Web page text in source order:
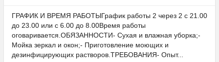
ГРАФИК И ВРЕМЯ РАБОТЫГрафик работы 2 через 2 с 21.00
до 23.00 или с 6.00 до 8.00Время работы
оговаривается.ОБЯЗАННОСТИ- Сухая и влажная уборка;-
Мойка зеркал и окон;- Приготовление моющих и
дезинфицирующих растворов.ТРЕБОВАНИЯ- Опыт...